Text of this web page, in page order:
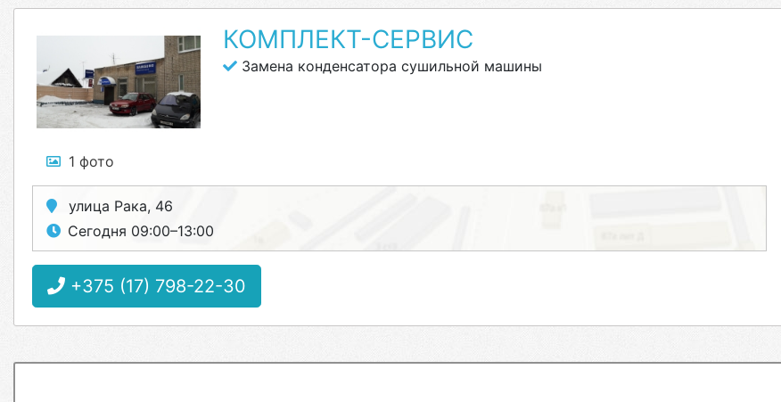
1 фото
КОМПЛЕКТ-СЕРВИС
Замена конденсатора сушильной машины
улица Рака, 46
Сегодня 09:00–13:00
+375 (17) 798-22-30